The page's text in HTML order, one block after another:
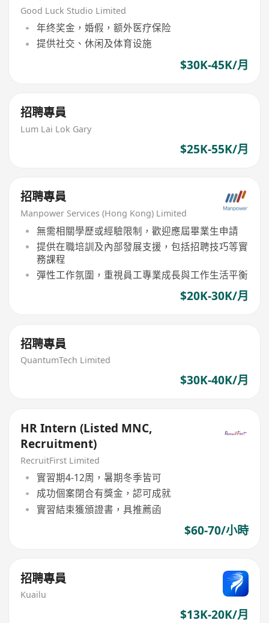
Good Luck Studio Limited
年终奖金，婚假，额外医疗保险
提供社交、休闲及体育设施
$30K-45K/月
招聘專員
Lum Lai Lok Gary
$25K-55K/月
招聘專員
Manpower Services (Hong Kong) Limited
無需相關學歷或經驗限制，歡迎應屆畢業生申請
提供在職培訓及內部發展支援，包括招聘技巧等實
務課程
彈性工作氛圍，重視員工專業成長與工作生活平衡
$20K-30K/月
招聘專員
QuantumTech Limited
$30K-40K/月
HR Intern (Listed MNC,
Recruitment)
RecruitFirst Limited
實習期4-12周，暑期冬季皆可
成功個案閉合有獎金，認可成就
實習結束獲頒證書，具推薦函
$60-70/小時
招聘專員
Kuailu
$13K-20K/月